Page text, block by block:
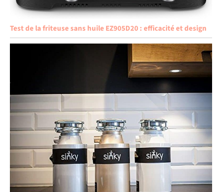
Test de la friteuse sans huile EZ905D20 : efficacité et design